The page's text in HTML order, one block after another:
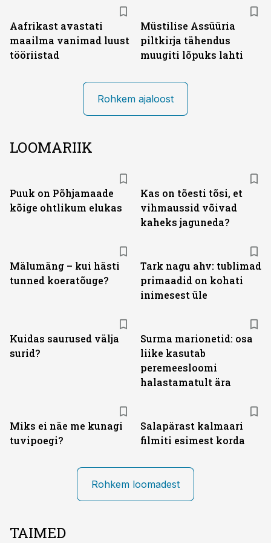
Aafrikast avastati
maailma vanimad luust
tööriistad
Müstilise Assüüria
piltkirja tähendus
muugiti lõpuks lahti
Rohkem ajaloost
LOOMARIIK
Puuk on Põhjamaade
kõige ohtlikum elukas
Kas on tõesti tõsi, et
vihmaussid võivad
kaheks jaguneda?
Mälumäng – kui hästi
tunned koeratõuge?
Tark nagu ahv: tublimad
primaadid on kohati
inimesest üle
Kuidas saurused välja
surid?
Surma marionetid: osa
liike kasutab
peremeesloomi
halastamatult ära
Miks ei näe me kunagi
tuvipoegi?
Salapärast kalmaari
filmiti esimest korda
Rohkem loomadest
TAIMED